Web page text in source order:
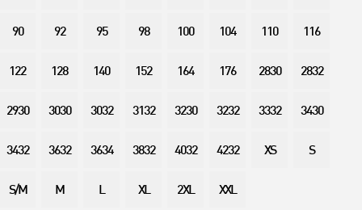
90 92 95 98 100 104 110 116
122 128 140 152 164 176 2830 2832
2930 3030 3032 3132 3230 3232 3332 3430
3432 3632 3634 3832 4032 4232 XS S
S/M M L XL 2XL XXL